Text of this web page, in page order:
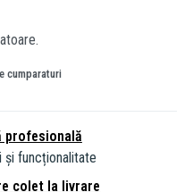
cumparaturi
profesională
și funcționalitate
colet la livrare